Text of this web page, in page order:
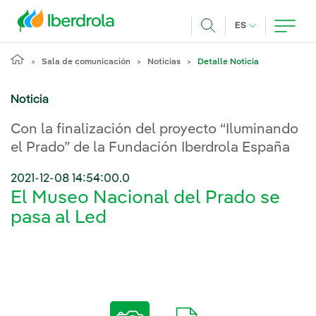
ES IDIOMA
Sala de comunicación Noticias Detalle Noticia
Noticia
Con la finalización del proyecto “Iluminando
el Prado” de la Fundación Iberdrola España
2021-12-08 14:54:00.0
El Museo Nacional del Prado se
pasa al Led